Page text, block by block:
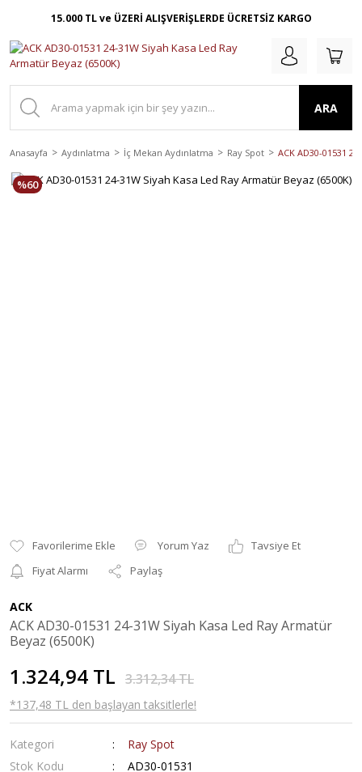
15.000 TL ve ÜZERİ ALIŞVERİŞLERDE ÜCRETSİZ KARGO
ARA
Anasayfa Aydınlatma İç Mekan Aydınlatma Ray Spot ACK AD30-01531
%60
Yorum Yaz
Tavsiye Et
Fiyat Alarmı
Paylaş
ACK
ACK AD30-01531 24-31W Siyah Kasa Led Ray Armatür
Beyaz (6500K)
1.324,94 TL 3.312,34 TL
*137,48 TL den başlayan taksitlerle!
Kategori
Ray Spot
Stok Kodu
AD30-01531